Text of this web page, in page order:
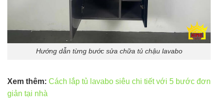
Hướng dẫn từng bước sửa chữa tủ chậu lavabo
Xem thêm: Cách lắp tủ lavabo siêu chi tiết với 5 bước đơn
giản tại nhà